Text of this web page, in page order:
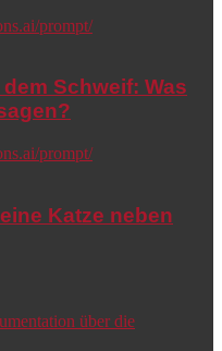
Schweif: Was
Katze neben